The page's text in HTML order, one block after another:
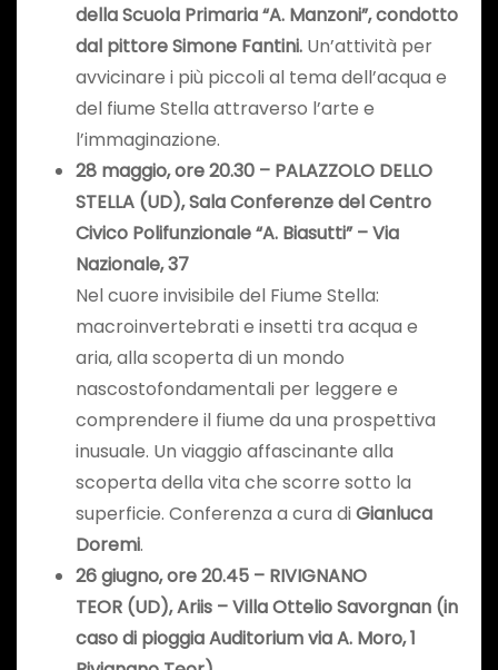
dellaScuola Primaria “A. Manzoni”, condotto
dal pittore Simone Fantini. Un’attività per
avvicinare i più piccoli al tema dell’acqua e
del fiume Stella attraverso l’arte e
l’immaginazione.
28maggio, ore 20.30 – PALAZZOLO DELLO
STELLA(UD), Sala Conferenze del Centro
Civico Polifunzionale “A. Biasutti” – Via
Nazionale, 37
Nel cuore invisibile del Fiume Stella:
macroinvertebrati e insetti tra acqua e
aria, alla scoperta di un mondo
nascostofondamentali per leggere e
comprendere il fiume da una prospettiva
inusuale. Un viaggio affascinante alla
scoperta della vita che scorre sotto la
superficie. Conferenza a cura diGianluca
Doremi.
26 giugno, ore 20.45 – RIVIGNANO
TEOR (UD),Ariis – Villa OttelioSavorgnan (in
caso di pioggia Auditorium via A. Moro, 1